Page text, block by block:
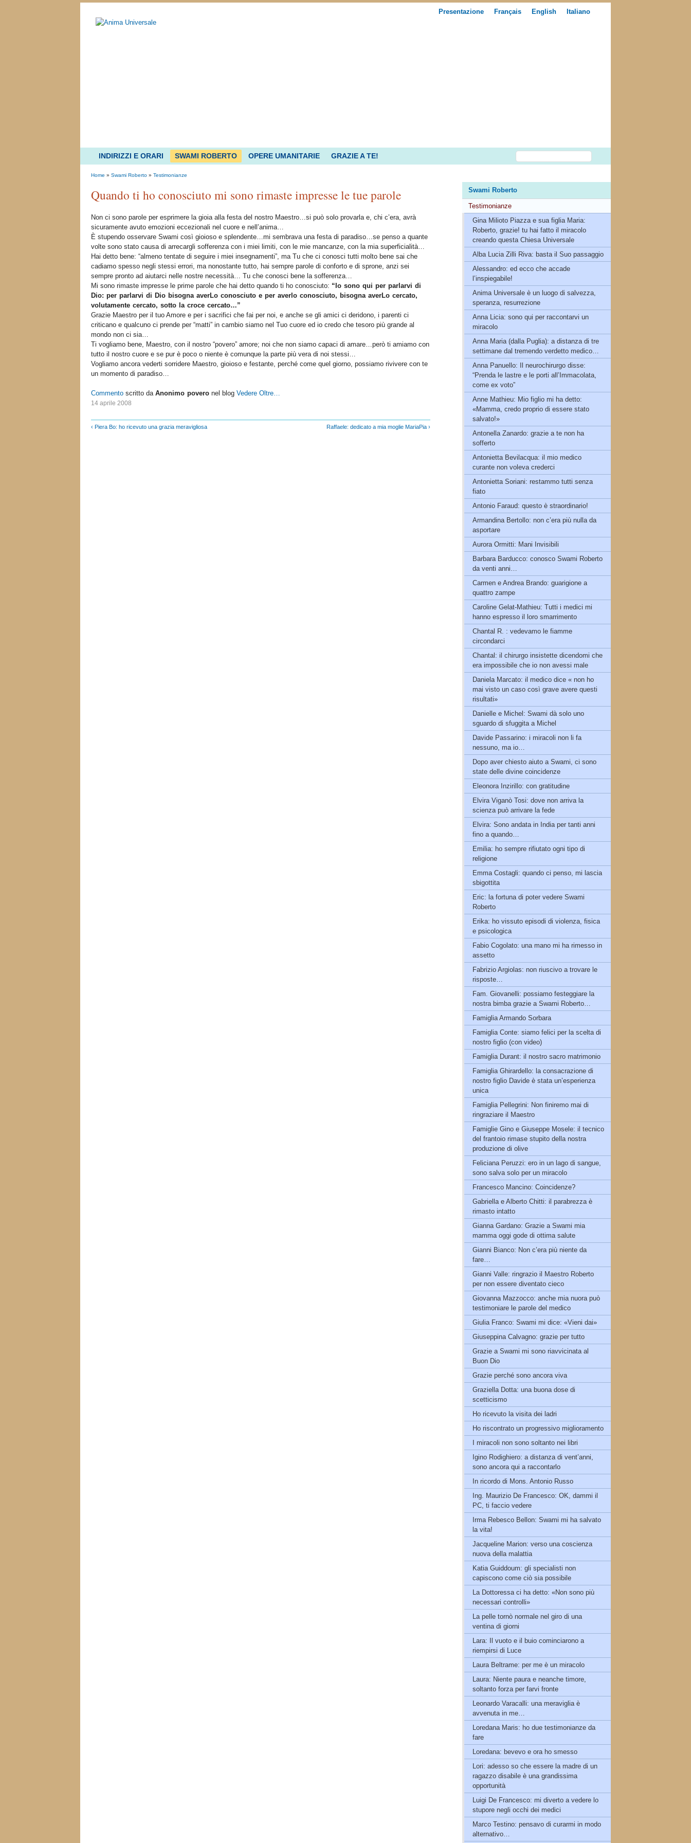
Italiano
English
Français
Presentazione
INDIRIZZI E ORARI SWAMI ROBERTO OPERE UMANITARIE GRAZIE A TE!
Quando ti ho conosciuto mi sono rimaste impresse le tue parole
Non ci sono parole per esprimere la gioia alla festa del nostro Maestro…si può solo provarla e, chi c’era, avrà
sicuramente avuto emozioni eccezionali nel cuore e nell’anima…
È stupendo osservare Swami così gioioso e splendente…mi sembrava una festa di paradiso…se penso a quante
volte sono stato causa di arrecargli sofferenza con i miei limiti, con le mie mancanze, con la mia superficialità…
Hai detto bene: “almeno tentate di seguire i miei insegnamenti”, ma Tu che ci conosci tutti molto bene sai che
cadiamo spesso negli stessi errori, ma nonostante tutto, hai sempre parole di conforto e di sprone, anzi sei
sempre pronto ad aiutarci nelle nostre necessità… Tu che conosci bene la sofferenza…
Mi sono rimaste impresse le prime parole che hai detto quando ti ho conosciuto: “Io sono qui per parlarvi di
Dio: per parlarvi di Dio bisogna averLo conosciuto e per averlo conosciuto, bisogna averLo cercato,
volutamente cercato, sotto la croce cercato…”
Grazie Maestro per il tuo Amore e per i sacrifici che fai per noi, e anche se gli amici ci deridono, i parenti ci
criticano e qualcuno ci prende per “matti” in cambio siamo nel Tuo cuore ed io credo che tesoro più grande al
mondo non ci sia…
Ti vogliamo bene, Maestro, con il nostro “povero” amore; noi che non siamo capaci di amare…però ti amiamo con
tutto il nostro cuore e se pur è poco o niente è comunque la parte più vera di noi stessi…
Vogliamo ancora vederti sorridere Maestro, gioioso e festante, perché come quel giorno, possiamo rivivere con te
un momento di paradiso…
Commento scritto da Anonimo povero nel blog Vedere Oltre…
14 aprile 2008
‹ Piera Bo: ho ricevuto una grazia meravigliosa Raffaele: dedicato a mia moglie MariaPia ›
Swami Roberto
Testimonianze
Gina Milioto Piazza e sua figlia Maria:
Roberto, grazie! tu hai fatto il miracolo
creando questa Chiesa Universale
Alba Lucia Zilli Riva: basta il Suo passaggio
Alessandro: ed ecco che accade
l’inspiegabile!
Anima Universale è un luogo di salvezza,
speranza, resurrezione
Anna Licia: sono qui per raccontarvi un
miracolo
Anna Maria (dalla Puglia): a distanza di tre
settimane dal tremendo verdetto medico…
Anna Panuello: Il neurochirurgo disse:
“Prenda le lastre e le porti all’Immacolata,
come ex voto”
Anne Mathieu: Mio figlio mi ha detto:
«Mamma, credo proprio di essere stato
salvato!»
Antonella Zanardo: grazie a te non ha
sofferto
Antonietta Bevilacqua: il mio medico
curante non voleva crederci
Antonietta Soriani: restammo tutti senza
fiato
Antonio Faraud: questo è straordinario!
Armandina Bertollo: non c’era più nulla da
asportare
Aurora Ormitti: Mani Invisibili
Barbara Barducco: conosco Swami Roberto
da venti anni…
Carmen e Andrea Brando: guarigione a
quattro zampe
Caroline Gelat-Mathieu: Tutti i medici mi
hanno espresso il loro smarrimento
Chantal R. : vedevamo le fiamme
circondarci
Chantal: il chirurgo insistette dicendomi che
era impossibile che io non avessi male
Daniela Marcato: il medico dice « non ho
mai visto un caso così grave avere questi
risultati»
Danielle e Michel: Swami dà solo uno
sguardo di sfuggita a Michel
Davide Passarino: i miracoli non li fa
nessuno, ma io…
Dopo aver chiesto aiuto a Swami, ci sono
state delle divine coincidenze
Eleonora Inzirillo: con gratitudine
Elvira Viganò Tosi: dove non arriva la
scienza può arrivare la fede
Elvira: Sono andata in India per tanti anni
fino a quando…
Emilia: ho sempre rifiutato ogni tipo di
religione
Emma Costagli: quando ci penso, mi lascia
sbigottita
Eric: la fortuna di poter vedere Swami
Roberto
Erika: ho vissuto episodi di violenza, fisica
e psicologica
Fabio Cogolato: una mano mi ha rimesso in
assetto
Fabrizio Argiolas: non riuscivo a trovare le
risposte…
Fam. Giovanelli: possiamo festeggiare la
nostra bimba grazie a Swami Roberto…
Famiglia Armando Sorbara
Famiglia Conte: siamo felici per la scelta di
nostro figlio (con video)
Famiglia Durant: il nostro sacro matrimonio
Famiglia Ghirardello: la consacrazione di
nostro figlio Davide è stata un’esperienza
unica
Famiglia Pellegrini: Non finiremo mai di
ringraziare il Maestro
Famiglie Gino e Giuseppe Mosele: il tecnico
del frantoio rimase stupito della nostra
produzione di olive
Feliciana Peruzzi: ero in un lago di sangue,
sono salva solo per un miracolo
Francesco Mancino: Coincidenze?
Gabriella e Alberto Chitti: il parabrezza è
rimasto intatto
Gianna Gardano: Grazie a Swami mia
mamma oggi gode di ottima salute
Gianni Bianco: Non c’era più niente da
fare…
Gianni Valle: ringrazio il Maestro Roberto
per non essere diventato cieco
Giovanna Mazzocco: anche mia nuora può
testimoniare le parole del medico
Giulia Franco: Swami mi dice: «Vieni dai»
Giuseppina Calvagno: grazie per tutto
Grazie a Swami mi sono riavvicinata al
Buon Dio
Grazie perché sono ancora viva
Graziella Dotta: una buona dose di
scetticismo
Ho ricevuto la visita dei ladri
Ho riscontrato un progressivo miglioramento
I miracoli non sono soltanto nei libri
Igino Rodighiero: a distanza di vent’anni,
sono ancora qui a raccontarlo
In ricordo di Mons. Antonio Russo
Ing. Maurizio De Francesco: OK, dammi il
PC, ti faccio vedere
Irma Rebesco Bellon: Swami mi ha salvato
la vita!
Jacqueline Marion: verso una coscienza
nuova della malattia
Katia Guiddoum: gli specialisti non
capiscono come ciò sia possibile
La Dottoressa ci ha detto: «Non sono più
necessari controlli»
La pelle tornò normale nel giro di una
ventina di giorni
Lara: Il vuoto e il buio cominciarono a
riempirsi di Luce
Laura Beltrame: per me è un miracolo
Laura: Niente paura e neanche timore,
soltanto forza per farvi fronte
Leonardo Varacalli: una meraviglia è
avvenuta in me…
Loredana Maris: ho due testimonianze da
fare
Loredana: bevevo e ora ho smesso
Lori: adesso so che essere la madre di un
ragazzo disabile è una grandissima
opportunità
Luigi De Francesco: mi diverto a vedere lo
stupore negli occhi dei medici
Marco Testino: pensavo di curarmi in modo
alternativo…
Home » Swami Roberto » Testimonianze